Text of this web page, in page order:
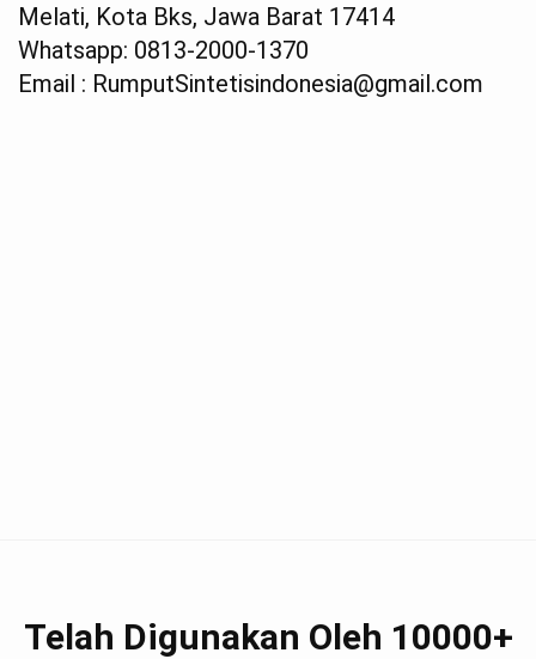
Melati, Kota Bks, Jawa Barat 17414
Whatsapp: 0813-2000-1370
Email : RumputSintetisindonesia@gmail.com
Telah Digunakan Oleh 10000+